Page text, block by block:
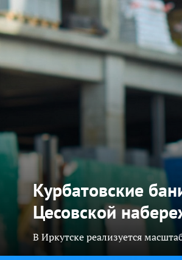
Курбатовские
Цесовской
В Иркутске реализуется